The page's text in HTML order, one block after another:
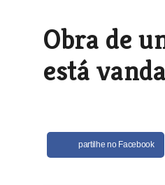
Obra de
está
partilhe no Facebook